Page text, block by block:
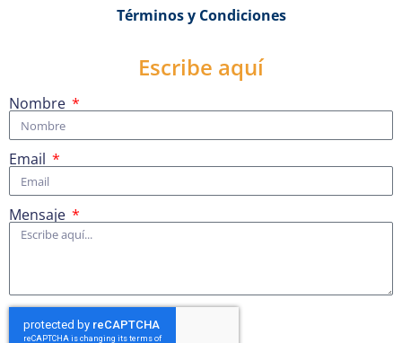
Términos y Condiciones
Escribe aquí
Nombre
Email
Mensaje